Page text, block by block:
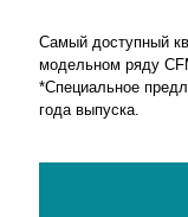
Самый доступный
модельном ряду
*Специальное
года выпуска.